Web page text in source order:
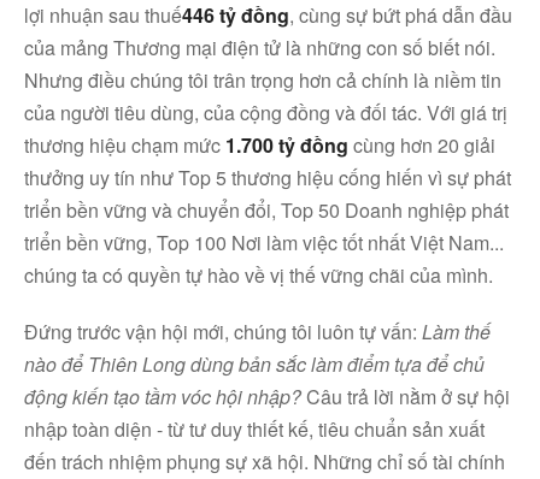
lợi nhuận sau thuế446 tỷ đồng, cùng sự bứt phá dẫn đầu
của mảng Thương mại điện tử là những con số biết nói.
Nhưng điều chúng tôi trân trọng hơn cả chính là niềm tin
của người tiêu dùng, của cộng đồng và đối tác. Với giá trị
thương hiệu chạm mức 1.700 tỷ đồng cùng hơn 20 giải
thưởng uy tín như Top 5 thương hiệu cống hiến vì sự phát
triển bền vững và chuyển đổi, Top 50 Doanh nghiệp phát
triển bền vững, Top 100 Nơi làm việc tốt nhất Việt Nam...
chúng ta có quyền tự hào về vị thế vững chãi của mình.
Đứng trước vận hội mới, chúng tôi luôn tự vấn: Làm thế
nào để Thiên Long dùng bản sắc làm điểm tựa để chủ
động kiến tạo tầm vóc hội nhập?Câu trả lời nằm ở sự hội
nhập toàn diện - từ tư duy thiết kế, tiêu chuẩn sản xuất
đến trách nhiệm phụng sự xã hội. Những chỉ số tài chính